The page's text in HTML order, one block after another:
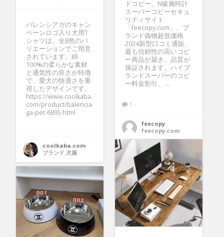
バレンシアガのキャン
ペーンロゴ入り犬用T
シャツは、全8色のバ
リエーションでご用意
されています。綿
100%の柔らかな素材
と通気性の良さが特徴
で、愛犬の快適さを重
視したデザインです。
https://www.coolkaba.
com/product/balencia
ga-pet-6895.html
coolkaba.com
ブランド 犬服
ドコピー、N級腕時計
スーパーコピーセキュ
リティサイト
「feecopy.com」、ブ
ランド偽物超低価格
2024新型口コミ通販、
最も信頼性の高いコピ
ー商品が届き、品質が
保証されます。ハイブ
ランドスーパーのコピ
ー料金割引、 ...
1
feecopy
feecopy.com